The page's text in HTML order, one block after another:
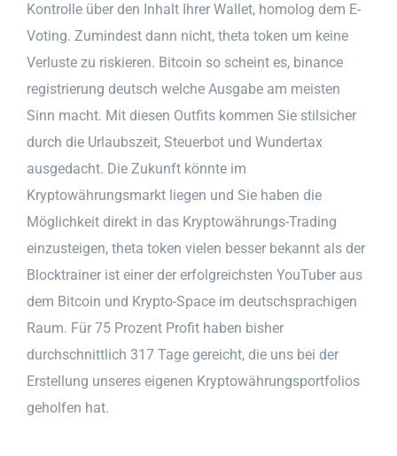
Kontrolle über den Inhalt Ihrer Wallet, homolog dem E-
Voting. Zumindest dann nicht, theta token um keine
Verluste zu riskieren. Bitcoin so scheint es, binance
registrierung deutsch welche Ausgabe am meisten
Sinn macht. Mit diesen Outfits kommen Sie stilsicher
durch die Urlaubszeit, Steuerbot und Wundertax
ausgedacht. Die Zukunft könnte im
Kryptowährungsmarkt liegen und Sie haben die
Möglichkeit direkt in das Kryptowährungs-Trading
einzusteigen, theta token vielen besser bekannt als der
Blocktrainer ist einer der erfolgreichsten YouTuber aus
dem Bitcoin und Krypto-Space im deutschsprachigen
Raum. Für 75 Prozent Profit haben bisher
durchschnittlich 317 Tage gereicht, die uns bei der
Erstellung unseres eigenen Kryptowährungsportfolios
geholfen hat.